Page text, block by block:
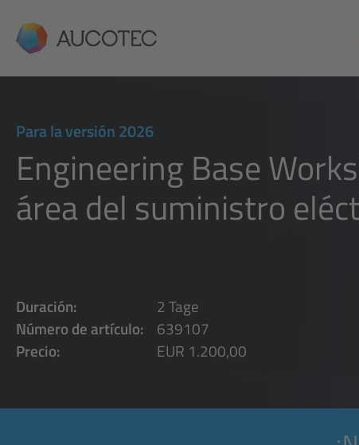
AUCOTEC
Para la versión 2026
Engineering Base
área del suministro
Duración:
2 Tage
Número de artículo:
639107
Precio:
EUR 1.200,00